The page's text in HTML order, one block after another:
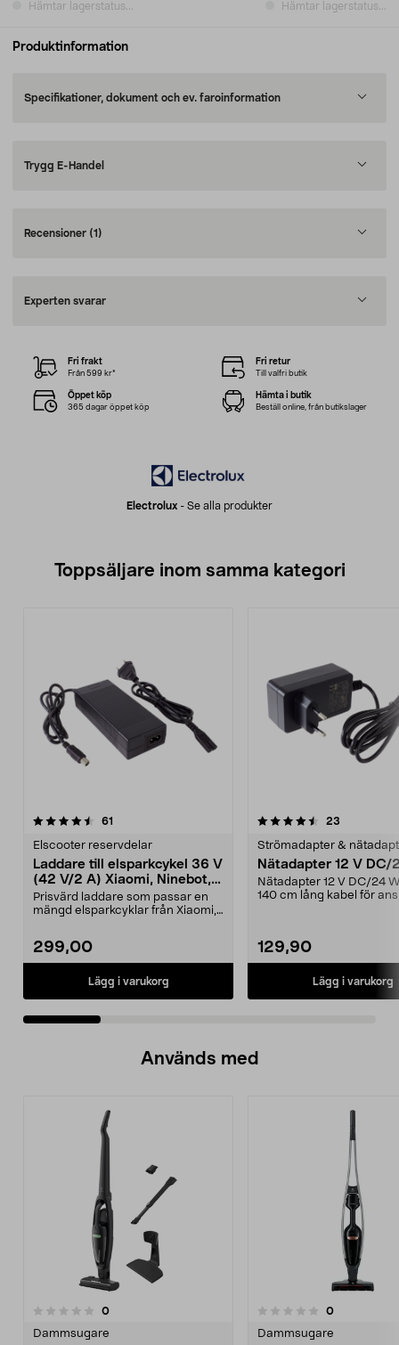
Hämtar lagerstatus... Hämtar lagerstatus...
Produktinformation
Specifikationer, dokument och ev. faroinformation
Trygg E-Handel
Recensioner (1)
Experten svarar
Electrolux - Se alla produkter
Fri frakt
Från 599 kr*
Fri retur
Till valfri butik
Öppet köp
365 dagar öppet köp
Hämta i butik
Beställ online, från butikslager
Toppsäljare inom samma kategori
61
Elscooter reservdelar
Laddare till elsparkcykel 36 V
(42 V/2 A) Xiaomi, Ninebot,
E-Way m.fl.
Prisvärd laddare som passar en
mängd elsparkcyklar från Xiaomi,
299,00
Lägg i varukorg
4.5 av 5 stjärnor 23
Strömadapter &
Nätadapter 12 V DC/
Nätadapter 12 V DC/24
140 cm lång kabel för
129,90
Lägg i varukorg
4.5 av 5 stjärnor
Används med
0recensioner
Dammsugare
0.0 av 5 stjärnor 0recensioner
Dammsugare